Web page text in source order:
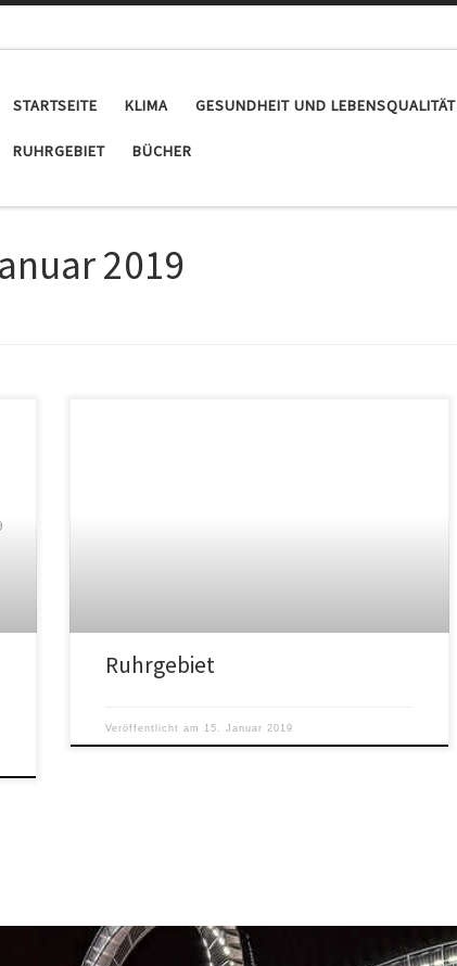
STARTSEITE KLIMA GESUNDHEIT UND LEBENSQUALITÄT
RUHRGEBIET BÜCHER
2019
Ruhrgebiet
Veröffentlicht am 15. Januar 2019